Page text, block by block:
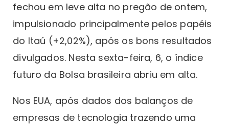
fechou em leve alta no pregão de ontem,
impulsionado principalmente pelos papéis
do Itaú (+2,02%), após os bons resultados
divulgados. Nesta sexta-feira, 6, o índice
futuro da Bolsa brasileira abriu em alta.
Nos EUA, após dados dos balanços de
empresas de tecnologia trazendo uma